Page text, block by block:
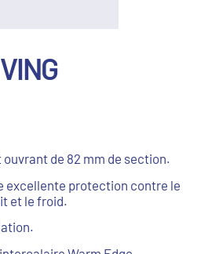
de 82 mm de section.
excellente protection contre le
et le froid.